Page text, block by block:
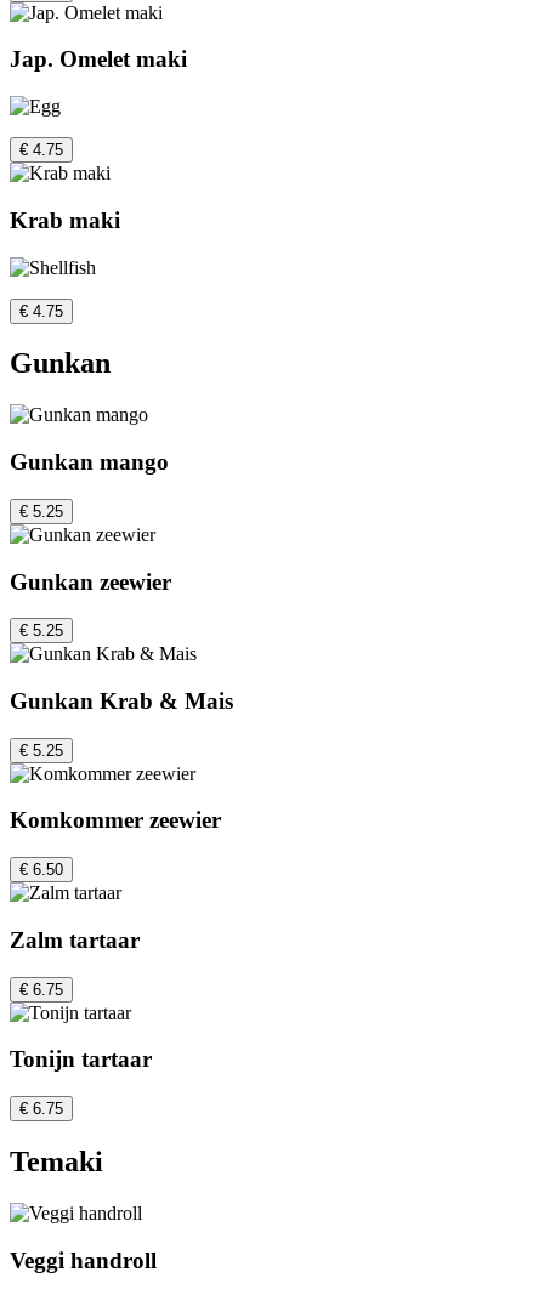
Jap. Omelet maki
€ 4.75
Krab maki
€ 4.75
Gunkan
Gunkan mango
€ 5.25
Gunkan zeewier
€ 5.25
Gunkan Krab & Mais
€ 5.25
Komkommer zeewier
€ 6.50
Zalm tartaar
€ 6.75
Tonijn tartaar
€ 6.75
Temaki
Veggi handroll